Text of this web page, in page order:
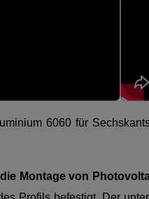
6060 für
Montage von